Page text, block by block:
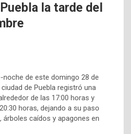
la tarde del
noche de este domingo 28 de
de Puebla registró una
de las 17:00 horas y
horas, dejando a su paso
árboles caídos y apagones en